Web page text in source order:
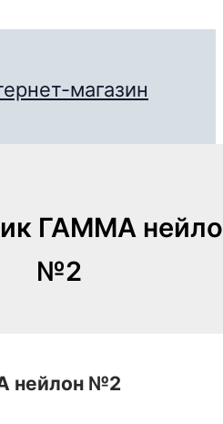
магазин
ГАММА
№2
нейлон №2